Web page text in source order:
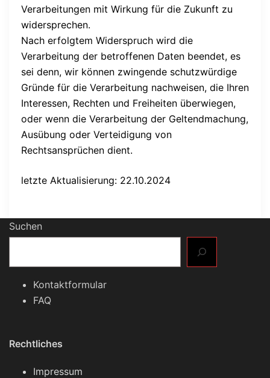
Verarbeitungen mit Wirkung für die Zukunft zu
widersprechen.
Nach erfolgtem Widerspruch wird die
Verarbeitung der betroffenen Daten beendet, es
sei denn, wir können zwingende schutzwürdige
Gründe für die Verarbeitung nachweisen, die Ihren
Interessen, Rechten und Freiheiten überwiegen,
oder wenn die Verarbeitung der Geltendmachung,
Ausübung oder Verteidigung von
Rechtsansprüchen dient.
letzte Aktualisierung: 22.10.2024
Suchen
Kontaktformular
FAQ
Rechtliches
Impressum